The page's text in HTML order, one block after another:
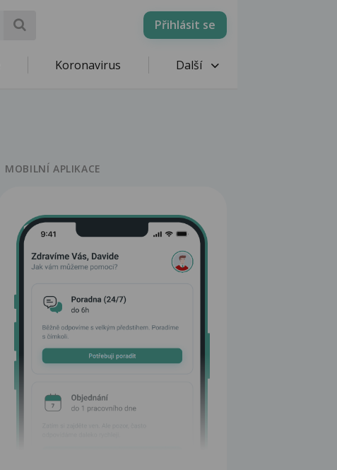
Přihlásit se
Koronavirus Další
MOBILNÍ APLIKACE